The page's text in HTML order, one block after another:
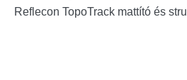
Reflecon TopoTrack mattító és